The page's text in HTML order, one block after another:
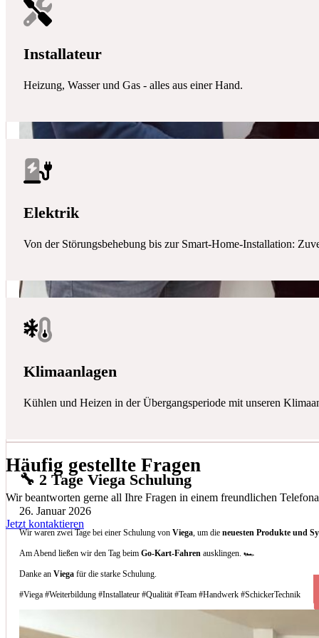
🔧 2 Tage Viega Schulung
26. Januar 2026
Wir waren zwei Tage bei einer Schulung vonViega, um dieneuesten Produkte und
Am Abend ließen wir den Tag beimGo-Kart-Fahren ausklingen. 🏎️
Danke anViega für die starke Schulung.
#Viega #Weiterbildung #Installateur #Qualität #Team #Handwerk #SchickerTechnik
Installateur
Heizung, Wasser und Gas - alles aus einer Hand.
Elektrik
Von der Störungsbehebung bis zur Smart-Home-Installation:
Klimaanlagen
Kühlen und Heizen in der Übergangsperiode mit unseren
Häufig gestellte Fragen
Wir beantworten gerne all Ihre Fragen in einem freundlichen
Jetzt kontaktieren
Welche Arten von Klimaanlagen installieren